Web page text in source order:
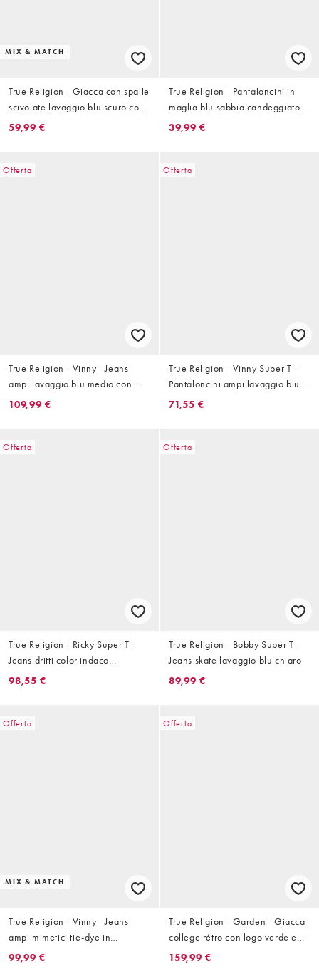
MIX & MATCH
True Religion - Giacca con spalle
scivolate lavaggio blu scuro con
ricami in coordinato
59,99 €
True Religion - Pantaloncini in
maglia blu sabbia candeggiato
con fiori in coordinato
39,99 €
Offerta
True Religion - Vinny - Jeans
ampi lavaggio blu medio con
toppe in coordinato
109,99 €
Offerta
True Religion - Vinny Super T -
Pantaloncini ampi lavaggio blu
medio
71,55 €
Offerta
True Religion - Ricky Super T -
Jeans dritti color indaco
risciacquato
98,55 €
Offerta
True Religion - Bobby Super T -
Jeans skate lavaggio blu chiaro
89,99 €
Offerta
MIX & MATCH
True Religion - Vinny - Jeans
ampi mimetici tie-dye in
coordinato
99,99 €
Offerta
True Religion - Garden - Giacca
college rétro con logo verde e
bianco inverno
159,99 €